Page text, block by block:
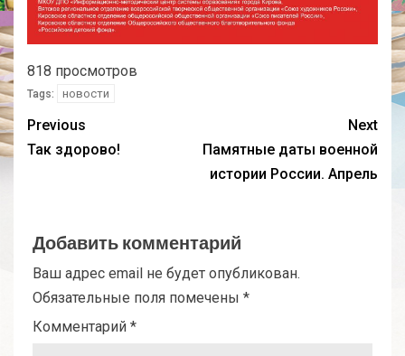
818 просмотров
Tags: новости
Previous
Так здорово!
Next
Памятные даты военной
истории России. Апрель
Добавить комментарий
Ваш адрес email не будет опубликован.
Обязательные поля помечены *
Комментарий *